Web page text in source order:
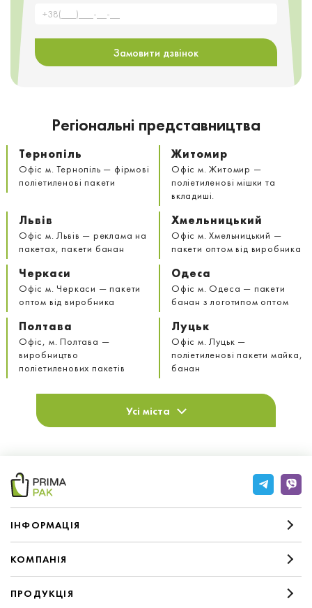
Замовити дзвінок
Регіональні представництва
Тернопіль
Офіс м. Тернопіль — фірмові
поліетиленові пакети
Житомир
Офіс м. Житомир —
поліетиленові мішки та
вкладиші.
Львів
Офіс м. Львів — реклама на
пакетах, пакети банан
Хмельницький
Офіс м. Хмельницький —
пакети оптом від виробника
Черкаси
Офіс м. Черкаси — пакети
оптом від виробника
Одеса
Офіс м. Одеса — пакети
банан з логотипом оптом
Полтава
Офіс, м. Полтава —
виробництво
поліетиленових пакетів
Луцьк
Офіс м. Луцьк —
поліетиленові пакети майка,
банан
Усі міста
IНФОРМАЦIЯ
КОМПАНIЯ
ПРОДУКЦІЯ